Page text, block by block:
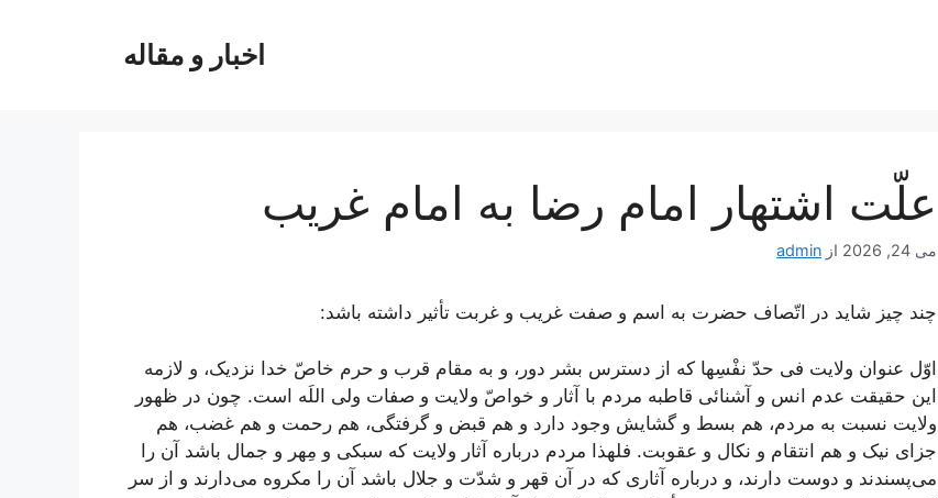
اخبار و مقاله
علّت اشتهار امام رضا به امام غريب
می 24, 2026 از admin
چند چیز شاید در اتّصاف حضرت به اسم و صفت غریب و غربت تأثیر داشته باشد:
اوّل عنوان ولایت فی حدّ نفْسِها که از دسترس بشر دور، و به مقام قرب و حرم خاصّ خدا نزدیک، و لازمه
این حقیقت عدم انس و آشنائی قاطبه مردم با آثار و خواصّ ولایت و صفات ولی اللَه است. چون در ظهور
ولایت نسبت به مردم، هم بسط و گشایش وجود دارد و هم قبض و گرفتگی، هم رحمت و هم غضب، هم
جزای نیک و هم انتقام و نکال و عقوبت. فلهذا مردم درباره آثار ولایت که سبکی و مِهر و جمال باشد آن را
می‌پسندند و دوست دارند، و درباره آثاری که در آن قهر و شدّت و جلال باشد آن را مکروه می‌دارند و از سر